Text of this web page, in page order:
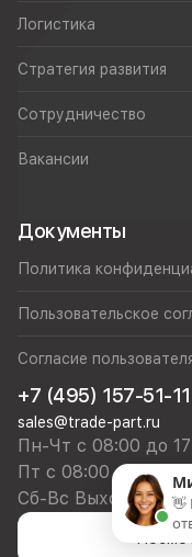
Логистика
Стратегия развития
Сотрудничество
Вакансии
Документы
Политика
Пользовательское
Согласие
+7 (495) 157-51-11
sales@trade-part.ru
Пн-Чт с 08:00 до
Пт с 08:00 до 16:00
Сб-Вс Выходной 👋